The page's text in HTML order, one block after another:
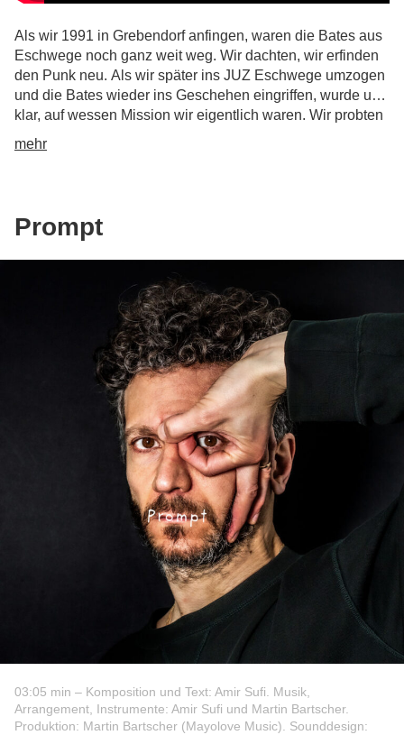
Als wir 1991 in Grebendorf anfingen, waren die Bates aus
Eschwege noch ganz weit weg. Wir dachten, wir erfinden
den Punk neu. Als wir später ins JUZ Eschwege umzogen
und die Bates wieder ins Geschehen eingriffen, wurde uns
klar, auf wessen Mission wir eigentlich waren. Wir probten
im Raum gegenüber und coverten am Anfang automatisch
die gleichen Songs, in Bomberjacken und Docs. An den
Support einsetzten. 30 Jahre später haben dann sie uns
Noch heute steckt der musikalische Style der Bates tief in
uns drin. Und in alter Tradition spielen wir für Euch „No
place to go“ in doppelt so schnell und… nicht mehr ganz
so scheiße. Erschienen auf „What you leave behind – A
tribute to the Bates“
mehr
Prompt
03:05 min – Komposition und Text: Amir Sufi. Musik,
Arrangement, Instrumente: Amir Sufi und Martin Bartscher.
Produktion: Martin Bartscher (Mayolove Music). Sounddesign: